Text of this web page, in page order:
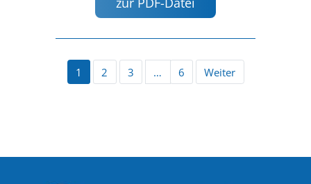
1 2 3 … 6 Weiter